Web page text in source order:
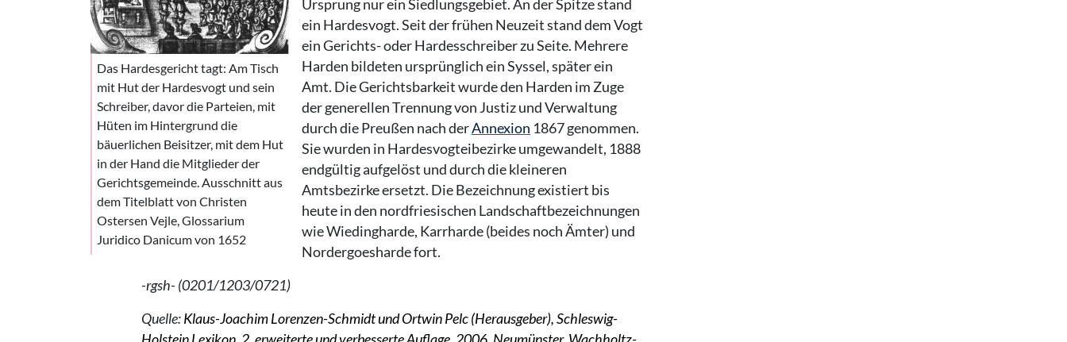
Das Hardesgericht tagt: Am Tisch
mit Hut der Hardesvogt und sein
Schreiber, davor die Parteien, mit
Hüten im Hintergrund die
bäuerlichen Beisitzer, mit dem Hut
in der Hand die Mitglieder der
Gerichtsgemeinde. Ausschnitt aus
dem Titelblatt von Christen
Ostersen Vejle, Glossarium
Juridico Danicum von 1652
Ursprung nur ein Siedlungsgebiet. An der Spitze stand
ein Hardesvogt. Seit der frühen Neuzeit stand dem Vogt
ein Gerichts- oder Hardesschreiber zu Seite. Mehrere
Harden bildeten ursprünglich ein Syssel, später ein
Amt. Die Gerichtsbarkeit wurde den Harden im Zuge
der generellen Trennung von Justiz und Verwaltung
durch die Preußen nach derAnnexion 1867 genommen.
Sie wurden in Hardesvogteibezirke umgewandelt, 1888
endgültig aufgelöst und durch die kleineren
Amtsbezirke ersetzt. Die Bezeichnung existiert bis
heute in den nordfriesischen Landschaftbezeichnungen
wie Wiedingharde, Karrharde (beides noch Ämter) und
Nordergoesharde fort.
-rgsh- (0201/1203/0721)
Quelle:Klaus-Joachim Lorenzen-Schmidt und Ortwin Pelc (Herausgeber), Schleswig-